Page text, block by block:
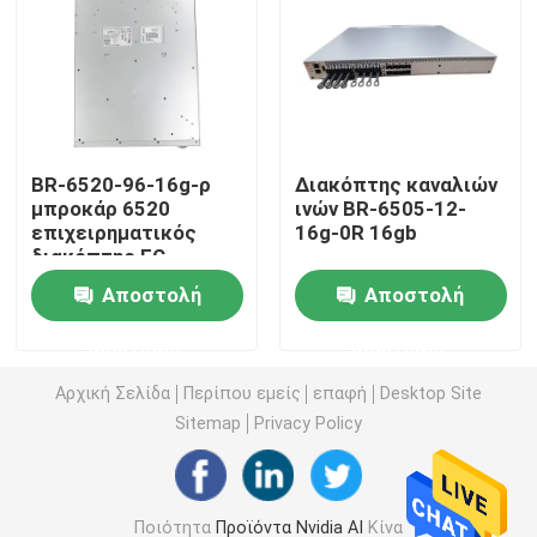
ενότητα 25G SFP28
10G ενότητα SFP
Οπτικός πομποδέκτης Finisar
κάρτα προσαρμοστών δικτύων
Άδεια ΛΟΒΩΝ μπροκάρ
BR-6520-96-16g-ρ
μπροκάρ 6520
επιχειρηματικός
διακόπτης FC
Αποστολή
Διακόπτης καναλιών
ινών BR-6505-12-
16g-0R 16gb
Αποστολή
Αρχική Σελίδα Περίπου εμείς επαφή
Desktop Site
Sitemap
Privacy Policy
Ποιότητα Προϊόντα Nvidia AI Κίνα